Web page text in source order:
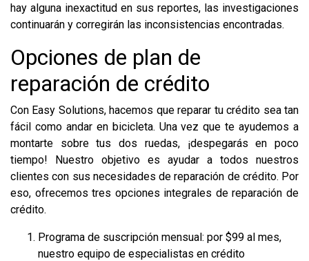
hay alguna inexactitud en sus reportes, las investigaciones
continuarán y corregirán las inconsistencias encontradas.
Opciones de plan de
reparación de crédito
Con Easy Solutions, hacemos que reparar tu crédito sea tan
fácil como andar en bicicleta. Una vez que te ayudemos a
montarte sobre tus dos ruedas, ¡despegarás en poco
tiempo! Nuestro objetivo es ayudar a todos nuestros
clientes con sus necesidades de reparación de crédito. Por
eso, ofrecemos tres opciones integrales de reparación de
crédito.
Programa de suscripción mensual: por $99 al mes,
nuestro equipo de especialistas en crédito